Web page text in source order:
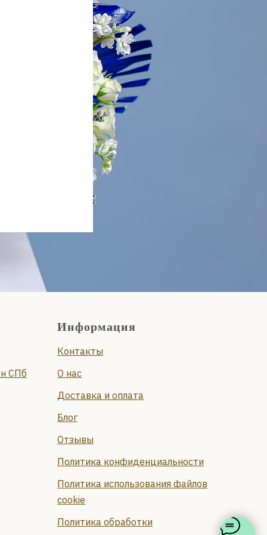
СПб
Информация
Контакты
О нас
Доставка и оплата
Блог
Отзывы
Политика конфиденциальности
Политика использования файлов
cookie
Политика обработки